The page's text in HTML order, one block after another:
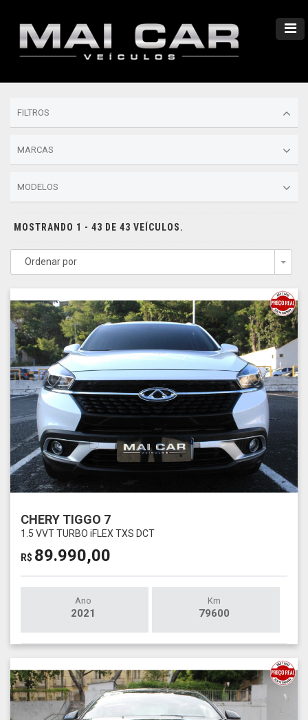
FILTROS
MARCAS
MODELOS
MOSTRANDO 1 - 43 DE 43 VEÍCULOS.
Ordenar por
CHERY TIGGO 7
1.5 VVT TURBO iFLEX TXS DCT
R$ 89.990,00
Ano
2021
Km
79600